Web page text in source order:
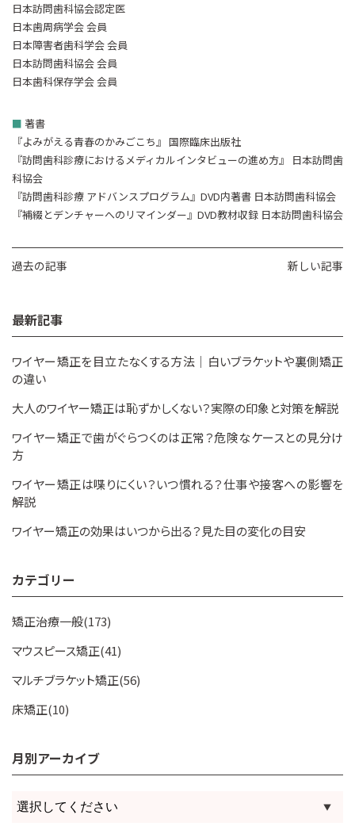
日本訪問歯科協会認定医
日本歯周病学会 会員
日本障害者歯科学会 会員
日本訪問歯科協会 会員
日本歯科保存学会 会員
■ 著書
『よみがえる青春のかみごこち』 国際臨床出版社
『訪問歯科診療におけるメディカルインタビューの進め方』 日本訪問歯
科協会
『訪問歯科診療 アドバンスプログラム』DVD内著書 日本訪問歯科協会
『補綴とデンチャーへのリマインダー』DVD教材収録 日本訪問歯科協会
新しい記事
過去の記事
最新記事
ワイヤー矯正を目立たなくする方法｜白いブラケットや裏側矯正
の違い
大人のワイヤー矯正は恥ずかしくない？実際の印象と対策を解説
ワイヤー矯正で歯がぐらつくのは正常？危険なケースとの見分け
方
ワイヤー矯正は喋りにくい？いつ慣れる？仕事や接客への影響を
解説
ワイヤー矯正の効果はいつから出る？見た目の変化の目安
カテゴリー
矯正治療一般(173)
マウスピース矯正(41)
マルチブラケット矯正(56)
床矯正(10)
月別アーカイブ